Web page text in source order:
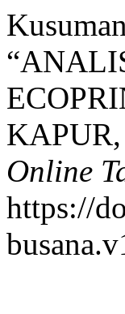
Online
https://